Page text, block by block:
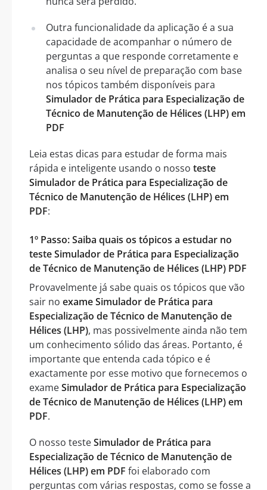
Outra funcionalidade da aplicação é a sua
capacidade de acompanhar o número de
perguntas a que responde corretamente e
analisa o seu nível de preparação com base
nos tópicos também disponíveis para
Simulador de Prática para Especialização de
Técnico de Manutenção de Hélices (LHP) em
PDF
Leia estas dicas para estudar de forma mais
rápida e inteligente usando o nosso teste
Simulador de Prática para Especialização de
Técnico de Manutenção de Hélices (LHP) em
PDF:
1º Passo: Saiba quais os tópicos a estudar no
teste Simulador de Prática para Especialização
de Técnico de Manutenção de Hélices (LHP) PDF
Provavelmente já sabe quais os tópicos que vão
sair no exame Simulador de Prática para
Especialização de Técnico de Manutenção de
Hélices (LHP), mas possivelmente ainda não tem
um conhecimento sólido das áreas. Portanto, é
importante que entenda cada tópico e é
exactamente por esse motivo que fornecemos o
exameSimulador de Prática para Especialização
de Técnico de Manutenção de Hélices (LHP) em
PDF.
O nosso testeSimulador de Prática para
Especialização de Técnico de Manutenção de
Hélices (LHP) em PDF foi elaborado com
perguntas com várias respostas, como se fosse a